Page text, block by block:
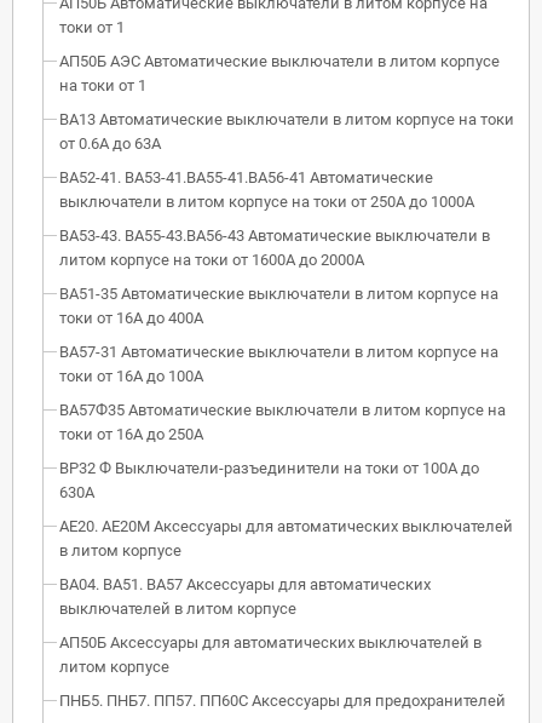
токи от 1
АП50Б АЭС Автоматические выключатели в литом корпусе
на токи от 1
ВА13 Автоматические выключатели в литом корпусе на токи
от 0.6А до 63А
ВА52-41. ВА53-41.ВА55-41.ВА56-41 Автоматические
выключатели в литом корпусе на токи от 250А до 1000А
ВА53-43. ВА55-43.ВА56-43 Автоматические выключатели в
литом корпусе на токи от 1600А до 2000А
ВА51-35 Автоматические выключатели в литом корпусе на
токи от 16А до 400А
ВА57-31 Автоматические выключатели в литом корпусе на
токи от 16А до 100А
ВА57Ф35 Автоматические выключатели в литом корпусе на
токи от 16А до 250А
ВР32 Ф Выключатели-разъединители на токи от 100А до
630А
АЕ20. АЕ20М Аксессуары для автоматических выключателей
в литом корпусе
ВА04. ВА51. ВА57 Аксессуары для автоматических
выключателей в литом корпусе
АП50Б Аксессуары для автоматических выключателей в
литом корпусе
ПНБ5. ПНБ7. ПП57. ПП60С Аксессуары для предохранителей